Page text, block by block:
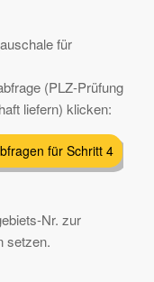
für
(PLZ-Prüfung
liefern) klicken:
für Schritt 4
Nr. zur
setzen.